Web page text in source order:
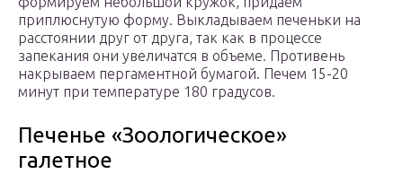
приплюснутую форму. Выкладываем печеньки на
расстоянии друг от друга, так как в процессе
запекания они увеличатся в объеме. Противень
накрываем пергаментной бумагой. Печем 15-20
минут при температуре 180 градусов.
Печенье «Зоологическое»
галетное